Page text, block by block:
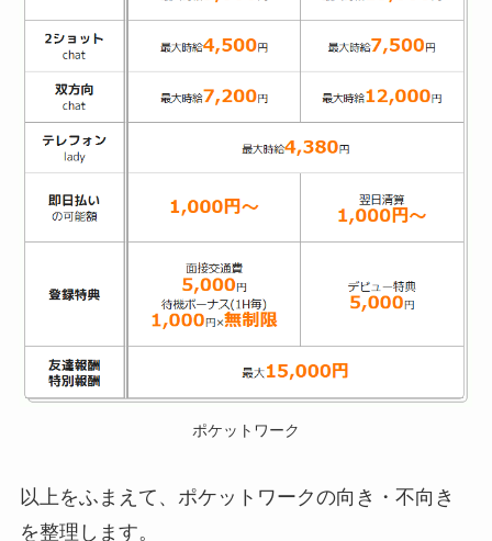
ポケットワーク
以上をふまえて、ポケットワークの向き・不向き
を整理します。